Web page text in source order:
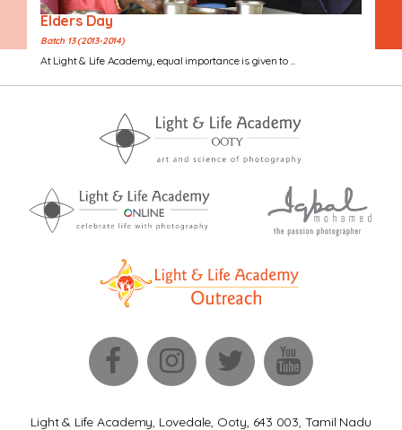
Elders Day
Batch 13 (2013-2014)
At Light & Life Academy, equal importance is given to ...
Light & Life Academy, Lovedale, Ooty, 643 003, Tamil Nadu